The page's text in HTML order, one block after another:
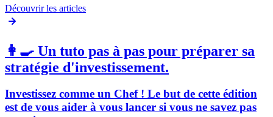
Découvrir les articles
👩‍🍳 Un tuto pas à pas pour préparer sa
stratégie d'investissement.
Investissez comme un Chef ! Le but de cette édition
est de vous aider à vous lancer si vous ne savez pas